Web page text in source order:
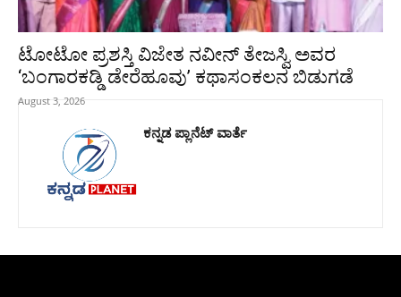
ಟೋಟೋ ಪ್ರಶಸ್ತಿ ವಿಜೇತ ನವೀನ್ ತೇಜಸ್ವಿ ಅವರ
‘ಬಂಗಾರಕಡ್ಡಿ ಡೇರೆಹೂವು’ ಕಥಾಸಂಕಲನ ಬಿಡುಗಡೆ
August 3, 2026
ಕನ್ನಡ ಪ್ಲಾನೆಟ್ ವಾರ್ತೆ